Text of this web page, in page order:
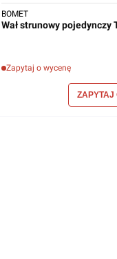
Wał strunowy pojedynczy
Zapytaj o wycenę
BOMET